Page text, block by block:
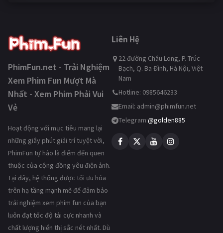
PhimFun.net - Trải Nghiệm
Xem Phim Fun Mượt Mà
Nhất - Xem Phim Phải Vui
Vẻ
Hoạt động với mục tiêu mang lại
những giây phút giải trí tuyệt vời,
PhimFun tự hào là điểm đến quen
thuộc của cộng đồng yêu điện ảnh.
Tại đây, hệ thống được tối ưu hóa
trên hạ tầng mạnh mẽ để đảm bảo
trải nghiệm xem phim fun của bạn
luôn đạt tốc độ tải cực nhanh và
chất lượng hiển thị sắc nét nhất. Dù
Liên Hệ
22 đường Châu Long, P. Trúc
Bạch, Q. Ba Đình, Hà Nội, Việt
Nam
Hotline: 0985646233
Email: admin@phimfun.net
Telegram:@golden885